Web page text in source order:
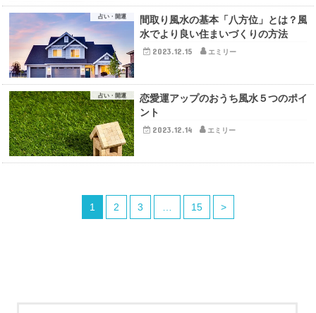
占い・開運
間取り風水の基本「八方位」とは？風
水でより良い住まいづくりの方法
2023.12.15 エミリー
占い・開運
恋愛運アップのおうち風水５つのポイ
ント
2023.12.14 エミリー
1 2 3 … 15 >